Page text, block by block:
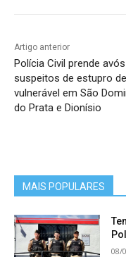
Artigo anterior
Polícia Civil prende avós
suspeitos de estupro de
vulnerável em São
do Prata e Dionísio
MAIS POPULARES
08/